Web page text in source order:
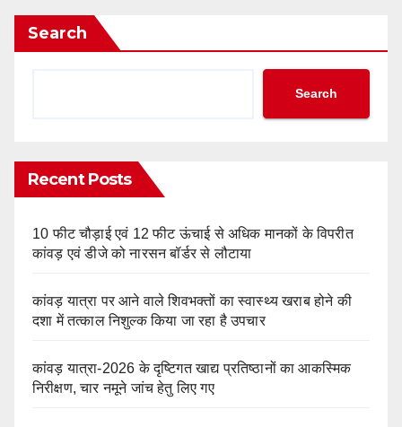
Search
Search
Recent Posts
10 फीट चौड़ाई एवं 12 फीट ऊंचाई से अधिक मानकों के विपरीत
कांवड़ एवं डीजे को नारसन बॉर्डर से लौटाया
कांवड़ यात्रा पर आने वाले शिवभक्तों का स्वास्थ्य खराब होने की
दशा में तत्काल निशुल्क किया जा रहा है उपचार
कांवड़ यात्रा-2026 के दृष्टिगत खाद्य प्रतिष्ठानों का आकस्मिक
निरीक्षण, चार नमूने जांच हेतु लिए गए